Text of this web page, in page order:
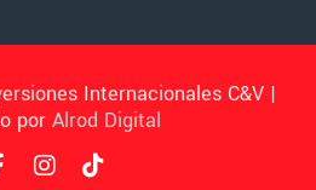
Internacionales C&V |
por Alrod Digital